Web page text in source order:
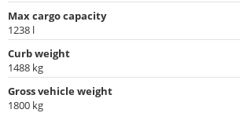
Max cargo capacity
1238 l
Curb weight
1488 kg
Gross vehicle weight
1800 kg